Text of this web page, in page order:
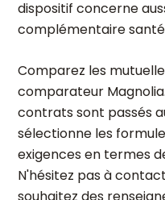
dispositif concerne
complémentaire
Comparez les
comparateur
contrats sont passés
sélectionne les
exigences en termes
N'hésitez pas à